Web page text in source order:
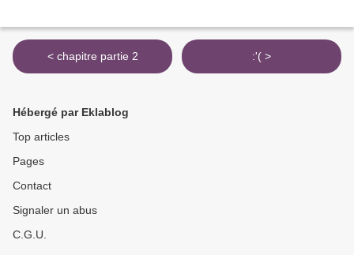
< chapitre partie 2 :'( >
Hébergé par Eklablog
Top articles
Pages
Contact
Signaler un abus
C.G.U.